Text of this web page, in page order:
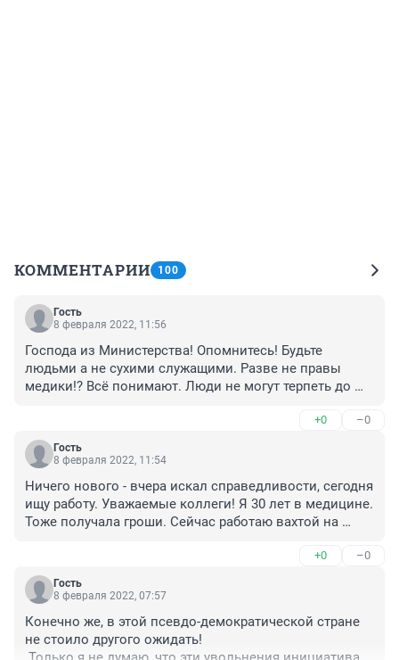
КОММЕНТАРИИ 100
Гость
8 февраля 2022, 11:56
Господа из Министерства! Опомнитесь! Будьте
людьми а не сухими служащими. Разве не правы
медики!? Всё понимают. Люди не могут терпеть до
+0 –0
Гость
8 февраля 2022, 11:54
Ничего нового - вчера искал справедливости, сегодня
ищу работу. Уважаемые коллеги! Я 30 лет в медицине.
Тоже получала гроши. Сейчас работаю вахтой на
далеко. Хорошие спецы всегда нужны. Айда к нам))
+0 –0
Гость
8 февраля 2022, 07:57
Конечно же, в этой псевдо-демократической стране
не стоило другого ожидать!